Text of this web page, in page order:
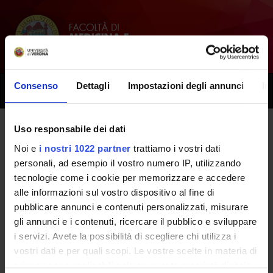
Consenso Dettagli Impostazioni degli annunci
Uso responsabile dei dati
Noi e i nostri 1022 partner trattiamo i vostri dati
personali, ad esempio il vostro numero IP, utilizzando
tecnologie come i cookie per memorizzare e accedere
alle informazioni sul vostro dispositivo al fine di
pubblicare annunci e contenuti personalizzati, misurare
gli annunci e i contenuti, ricercare il pubblico e sviluppare
i servizi. Avete la possibilità di scegliere chi utilizza i
vostri dati e per quali scopi. Le vostre scelte in materia di
privacy sono applicabili solo su questa proprietà digitale
Tutti i prossimi seminari -
Riabilitazione cognitiva -
METODOLOGIA DELLA
RIABILITAZIONE DELLE
FUNZIONI COGNITIVE -
(2018/2019)